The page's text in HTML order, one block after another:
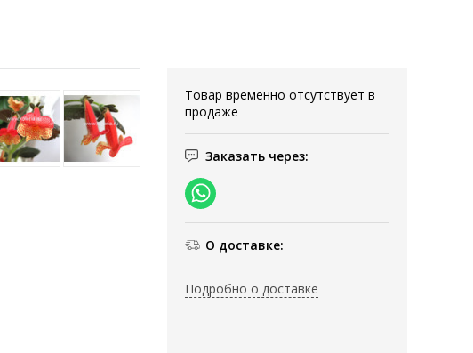
Товар временно отсутствует в
продаже
Заказать через:
О доставке:
Подробно о доставке